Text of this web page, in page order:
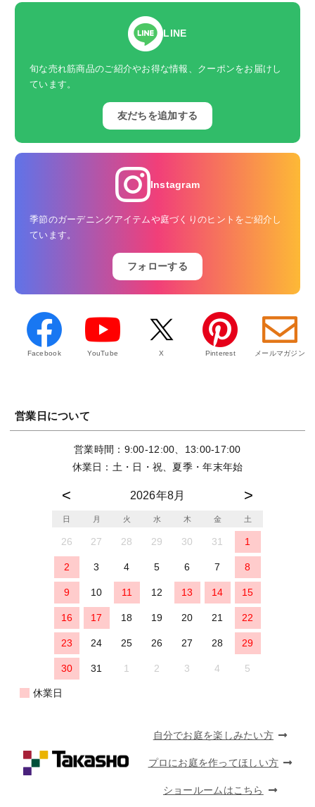
LINE
旬な売れ筋商品のご紹介やお得な情報、クーポンをお届けし
ています。
友だちを追加する
Instagram
季節のガーデニングアイテムや庭づくりのヒントをご紹介し
ています。
フォローする
Facebook YouTube X Pinterest メールマガジン
営業日について
営業時間：9:00-12:00、13:00-17:00
休業日：土・日・祝、夏季・年末年始
2026年8月
日 月 火 水 木 金 土
26 27 28 29 30 31 1
2 3 4 5 6 7 8
9 10 11 12 13 14 15
16 17 18 19 20 21 22
23 24 25 26 27 28 29
30 31 1 2 3 4 5
休業日
自分でお庭を楽しみたい方
プロにお庭を作ってほしい方
ショールームはこちら